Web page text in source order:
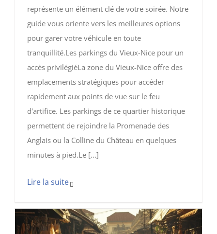
représente un élément clé de votre soirée. Notre
guide vous oriente vers les meilleures options
pour garer votre véhicule en toute
tranquillité.Les parkings du Vieux-Nice pour un
accès privilégiéLa zone du Vieux-Nice offre des
emplacements stratégiques pour accéder
rapidement aux points de vue sur le feu
d'artifice. Les parkings de ce quartier historique
permettent de rejoindre la Promenade des
Anglais ou la Colline du Château en quelques
minutes à pied.Le [...]